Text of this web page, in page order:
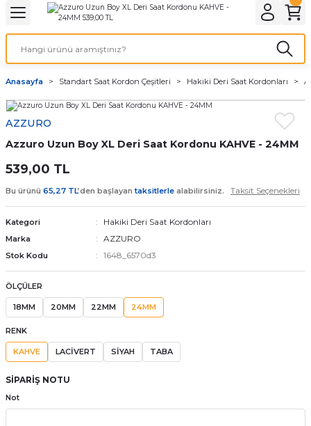
Geri Dön
& ELEKTİRİK AYDINLATMA & ELEKTRİK
Geri Dön
ve Cihaz Pilleri
ÇEŞİTLERİ
Pili
Geri Dön
Geri Dön
Kordon Çeşitleri
Kordonları
saat kordonu
Kordonları
Anasayfa Standart Saat Kordon Çeşitleri Hakiki Deri Saat Kordonları
AZZURO
Azzuro Uzun Boy XL Deri Saat Kordonu KAHVE - 24MM
539,00 TL
Bu ürünü 65,27 TL’den başlayantaksitlerle alabilirsiniz. Taksit Seçenekleri
Kategori Hakiki Deri Saat Kordonları
Marka AZZURO
Stok Kodu 1648_6570d3
ÖLÇÜLER
18MM 20MM 22MM 24MM
RENK
KAHVE LACİVERT SİYAH TABA
SİPARİŞ NOTU
Not